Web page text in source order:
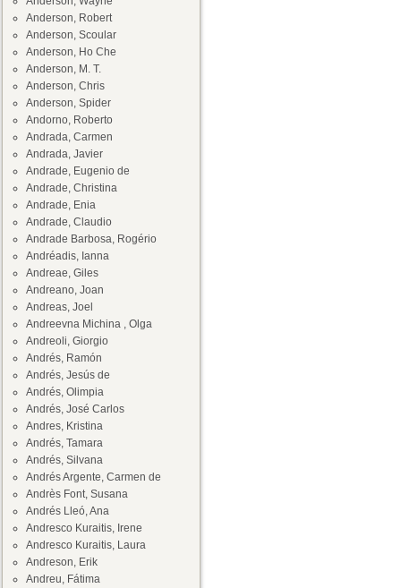
Anderson, Robert
Anderson, Scoular
Anderson, Ho Che
Anderson, M. T.
Anderson, Chris
Anderson, Spider
Andorno, Roberto
Andrada, Carmen
Andrada, Javier
Andrade, Eugenio de
Andrade, Christina
Andrade, Enia
Andrade, Claudio
Andrade Barbosa, Rogério
Andréadis, Ianna
Andreae, Giles
Andreano, Joan
Andreas, Joel
Andreevna Michina , Olga
Andreoli, Giorgio
Andrés, Ramón
Andrés, Jesús de
Andrés, Olimpia
Andrés, José Carlos
Andres, Kristina
Andrés, Tamara
Andrés, Silvana
Andrés Argente, Carmen de
Andrès Font, Susana
Andrés Lleó, Ana
Andresco Kuraitis, Irene
Andresco Kuraitis, Laura
Andreson, Erik
Andreu, Fátima